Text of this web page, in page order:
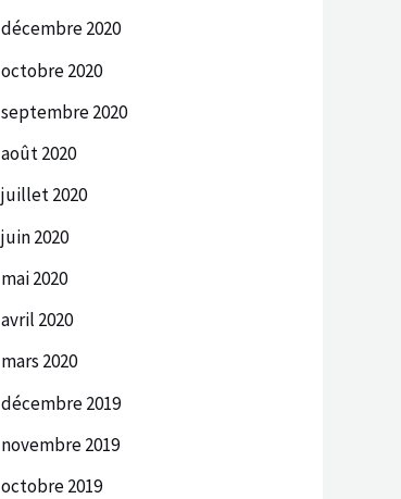
décembre 2020
octobre 2020
septembre 2020
août 2020
juillet 2020
juin 2020
mai 2020
avril 2020
mars 2020
décembre 2019
novembre 2019
octobre 2019